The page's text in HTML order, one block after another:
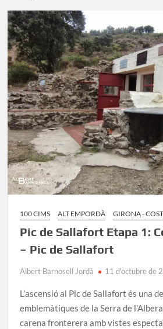
100 CIMS ALT EMPORDÀ GIRONA -
Pic de Sallafort Etapa 1:
– Pic de Sallafort
Albert Barnosell Jordà 11 d'octubre de
L’ascensió al Pic de Sallafort és una
emblemàtiques de la Serra de
carena fronterera amb vistes